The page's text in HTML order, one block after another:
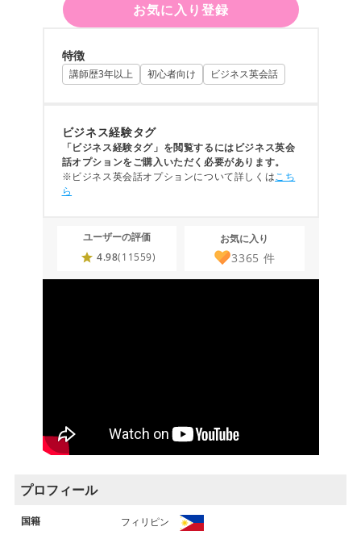
お気に入り登録
特徴
講師歴3年以上 初心者向け ビジネス英会話
ビジネス経験タグ
「ビジネス経験タグ」を閲覧するにはビジネス英会
話オプションをご購入いただく必要があります。
※ビジネス英会話オプションについて詳しくはこち
ら
ユーザーの評価
4.98(11559)
お気に入り
3365 件
プロフィール
国籍 フィリピン